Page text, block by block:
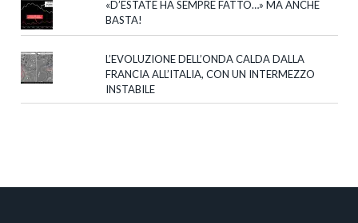
«D’ESTATE HA SEMPRE FATTO…» MA ANCHE
BASTA!
L’EVOLUZIONE DELL’ONDA CALDA DALLA
FRANCIA ALL’ITALIA, CON UN INTERMEZZO
INSTABILE